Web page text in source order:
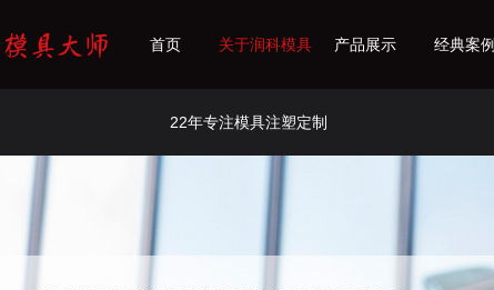
首页 关于润科模具 产品展示 经典案例
22年专注模具注塑定制